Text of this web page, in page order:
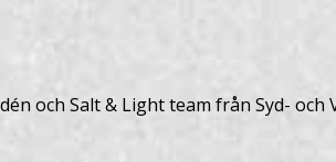
och Salt & Light team från Syd- och